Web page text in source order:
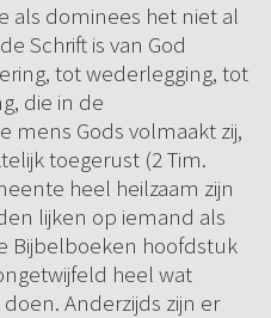
als dominees het niet al
Schrift is van God
tot wederlegging, tot
die in de
mens Gods volmaakt zij,
toegerust (2 Tim.
heel heilzaam zijn
lijken op iemand als
Bijbelboeken hoofdstuk
heel wat
Anderzijds zijn er